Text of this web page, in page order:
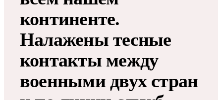
континенте.
Налажены тесные
контакты между
военными двух стран